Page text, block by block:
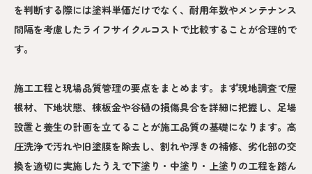
を判断する際には塗料単価だけでなく、耐用年数やメンテナンス
間隔を考慮したライフサイクルコストで比較することが合理的で
す。
施工工程と現場品質管理の要点をまとめます。まず現地調査で屋
根材、下地状態、棟板金や谷樋の損傷具合を詳細に把握し、足場
設置と養生の計画を立てることが施工品質の基礎になります。高
圧洗浄で汚れや旧塗膜を除去し、割れや浮きの補修、劣化部の交
換を適切に実施したうえで下塗り・中塗り・上塗りの工程を踏ん